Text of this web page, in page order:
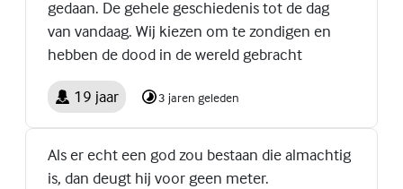
gedaan. De gehele geschiedenis tot de dag
van vandaag. Wij kiezen om te zondigen en
hebben de dood in de wereld gebracht
19 jaar 3 jaren geleden
Als er echt een god zou bestaan die almachtig
is, dan deugt hij voor geen meter.